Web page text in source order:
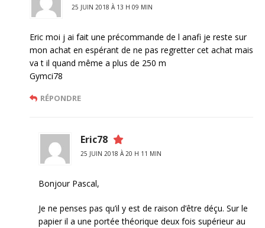
25 JUIN 2018 À 13 H 09 MIN
Eric moi j ai fait une précommande de l anafi je reste sur
mon achat en espérant de ne pas regretter cet achat mais
va t il quand même a plus de 250 m
Gymci78
RÉPONDRE
Eric78
25 JUIN 2018 À 20 H 11 MIN
Bonjour Pascal,
Je ne penses pas qu’il y est de raison d’être déçu. Sur le
papier il a une portée théorique deux fois supérieur au